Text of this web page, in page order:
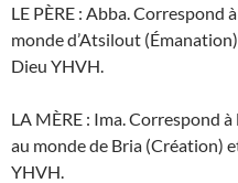
LE PÈRE : Abba. Correspond
monde d’Atsilout
Dieu YHVH.
LA MÈRE : Ima. Correspond
au monde de Bria (Création)
YHVH.